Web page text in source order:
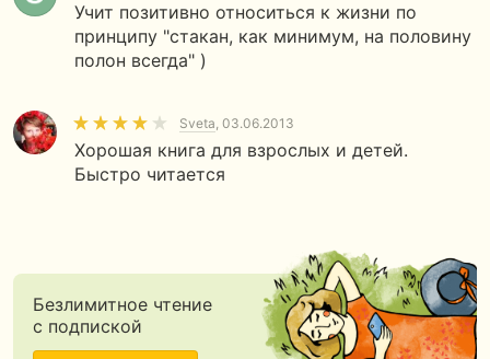
Учит позитивно относиться к жизни по
принципу "стакан, как минимум, на половину
полон всегда" )
Sveta, 03.06.2013
Хорошая книга для взрослых и детей.
Быстро читается
Безлимитное чтение
с подпиской